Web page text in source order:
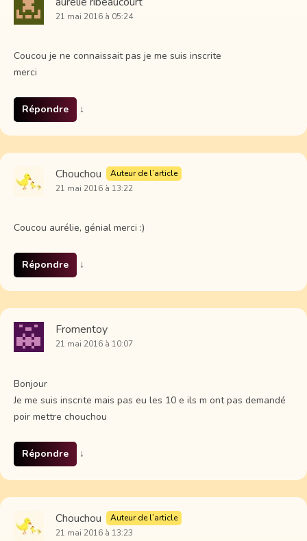
21 mai 2016 à 05:24
Coucou je ne connaissait pas je me suis inscrite
merci
Répondre ↓
Chouchou
Auteur de l’article
21 mai 2016 à 13:22
Coucou aurélie, génial merci :)
Répondre ↓
Fromentoy
21 mai 2016 à 10:07
Bonjour
Je me suis inscrite mais pas eu les 10 e ils m ont pas demandé
poir mettre chouchou
Répondre ↓
Chouchou
Auteur de l’article
21 mai 2016 à 13:23